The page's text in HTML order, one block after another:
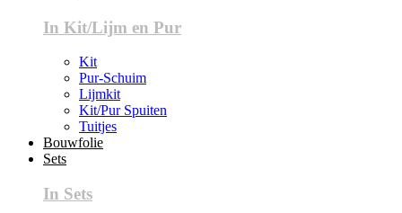
In Kit/Lijm en Pur
Kit
Pur-Schuim
Lijmkit
Kit/Pur Spuiten
Tuitjes
Bouwfolie
Sets
In Sets